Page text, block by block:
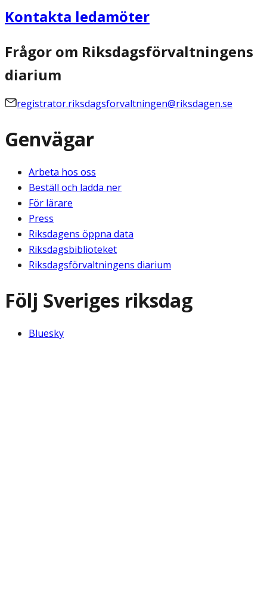
Kontakta ledamöter
Frågor om Riksdagsförvaltningens
diarium
registrator.riksdagsforvaltningen@riksdagen.se
Genvägar
Arbeta hos oss
Beställ och ladda ner
För lärare
Press
Riksdagens öppna data
Riksdagsbiblioteket
Riksdagsförvaltningens diarium
Följ Sveriges riksdag
Bluesky